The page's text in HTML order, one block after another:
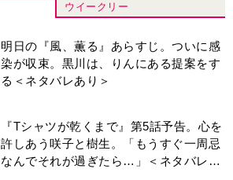
ウイークリー
明日の『風、薫る』あらすじ。ついに感
染が収束。黒川は、りんにある提案をす
る＜ネタバレあり＞
『Tシャツが乾くまで』第5話予告。心を
許しあう咲子と樹生。「もうすぐ一周忌
なんでそれが過ぎたら…」＜ネタバレあ